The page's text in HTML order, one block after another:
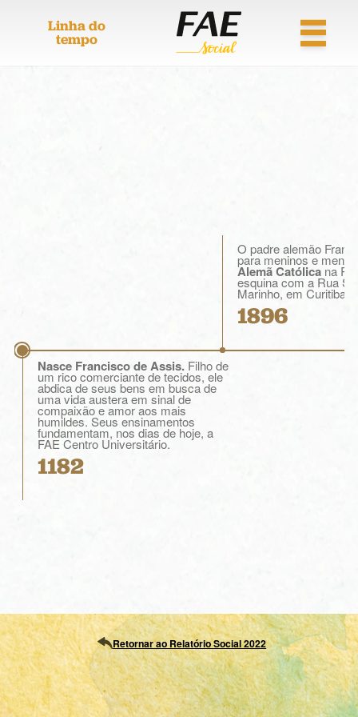
Linha do
tempo
O padre alemão Franz
para meninos e
Alemã Católicana
esquina com a Rua
Marinho, em Curitiba
1896
Nasce Francisco de Assis.Filho de
um rico comerciante de tecidos, ele
abdica de seus bens em busca de
uma vida austera em sinal de
compaixão e amor aos mais
humildes. Seus ensinamentos
fundamentam, nos dias de hoje, a
FAE Centro Universitário.
1182
Retornar ao Relatório Social 2022